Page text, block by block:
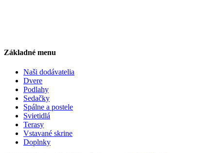
Základné menu
Naši dodávatelia
Dvere
Podlahy
Sedačky
Spálne a postele
Svietidlá
Terasy
Vstavané skrine
Doplnky